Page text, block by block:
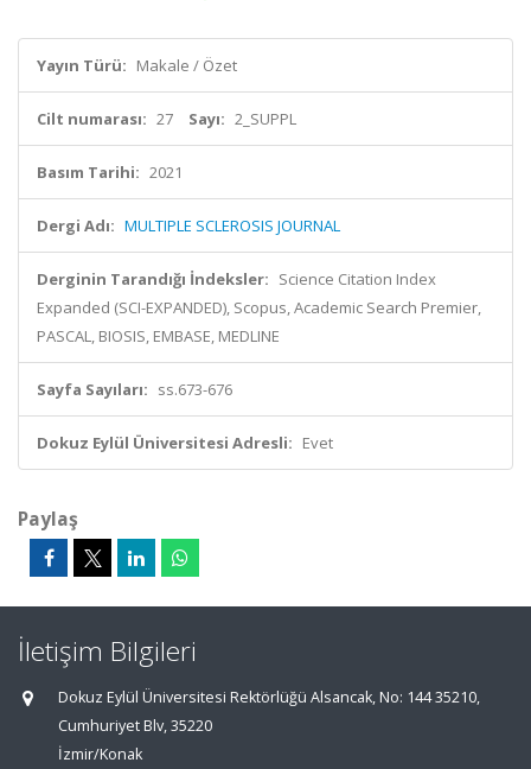
Yayın Türü: Makale / Özet
Cilt numarası: 27 Sayı: 2_SUPPL
Basım Tarihi: 2021
Dergi Adı: MULTIPLE SCLEROSIS JOURNAL
Derginin Tarandığı İndeksler: Science Citation Index
Expanded (SCI-EXPANDED), Scopus, Academic Search Premier,
PASCAL, BIOSIS, EMBASE, MEDLINE
Sayfa Sayıları: ss.673-676
Dokuz Eylül Üniversitesi Adresli: Evet
Paylaş
İletişim Bilgileri
Dokuz Eylül Üniversitesi Rektörlüğü Alsancak, No: 144 35210,
Cumhuriyet Blv, 35220
İzmir/Konak